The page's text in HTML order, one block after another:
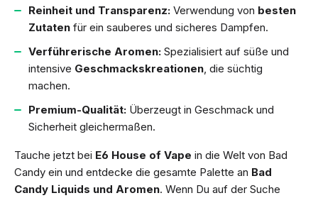
Reinheit und Transparenz: Verwendung von besten
Zutaten für ein sauberes und sicheres Dampfen.
Verführerische Aromen: Spezialisiert auf süße und
intensive Geschmackskreationen , die süchtig
machen.
Premium-Qualität: Überzeugt in Geschmack und
Sicherheit gleichermaßen.
Tauche jetzt bei E6 House of Vape in die Welt von Bad
Candy ein und entdecke die gesamte Palette an Bad
Candy Liquids und Aromen. Wenn Du auf der Suche